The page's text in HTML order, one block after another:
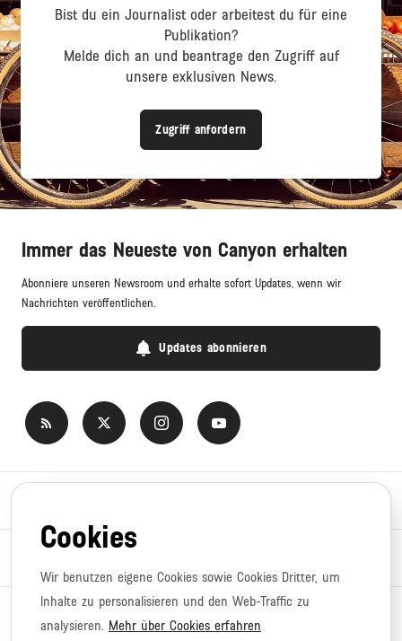
Bist du ein Journalist oder arbeitest du für eine
Publikation?
Melde dich an und beantrage den Zugriff auf
unsere exklusiven News.
Zugriff anfordern
Immer das Neueste von Canyon erhalten
Abonniere unseren Newsroom und erhalte sofort Updates, wenn wir
Nachrichten veröffentlichen.
Updates abonnieren
Impressum Nutzungsbedingungen
Cookies
Wir benutzen eigene Cookies sowie Cookies Dritter, um
Inhalte zu personalisieren und den Web-Traffic zu
analysieren. Mehr über Cookies erfahren